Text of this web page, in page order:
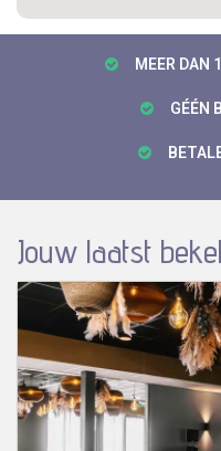
MEER DAN
GÉÉN
Jouw laatst